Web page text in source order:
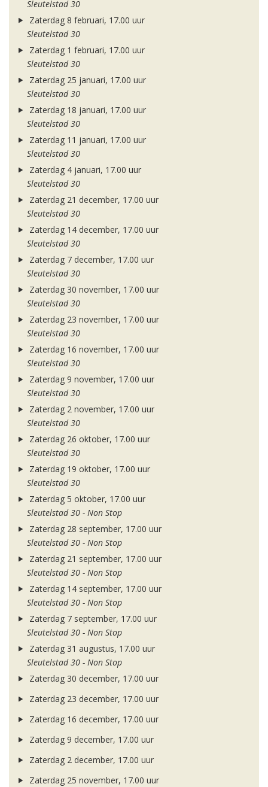
Sleutelstad 30
Zaterdag 8 februari, 17.00 uur
Sleutelstad 30
Zaterdag 1 februari, 17.00 uur
Sleutelstad 30
Zaterdag 25 januari, 17.00 uur
Sleutelstad 30
Zaterdag 18 januari, 17.00 uur
Sleutelstad 30
Zaterdag 11 januari, 17.00 uur
Sleutelstad 30
Zaterdag 4 januari, 17.00 uur
Sleutelstad 30
Zaterdag 21 december, 17.00 uur
Sleutelstad 30
Zaterdag 14 december, 17.00 uur
Sleutelstad 30
Zaterdag 7 december, 17.00 uur
Sleutelstad 30
Zaterdag 30 november, 17.00 uur
Sleutelstad 30
Zaterdag 23 november, 17.00 uur
Sleutelstad 30
Zaterdag 16 november, 17.00 uur
Sleutelstad 30
Zaterdag 9 november, 17.00 uur
Sleutelstad 30
Zaterdag 2 november, 17.00 uur
Sleutelstad 30
Zaterdag 26 oktober, 17.00 uur
Sleutelstad 30
Zaterdag 19 oktober, 17.00 uur
Sleutelstad 30
Zaterdag 5 oktober, 17.00 uur
Sleutelstad 30 - Non Stop
Zaterdag 28 september, 17.00 uur
Sleutelstad 30 - Non Stop
Zaterdag 21 september, 17.00 uur
Sleutelstad 30 - Non Stop
Zaterdag 14 september, 17.00 uur
Sleutelstad 30 - Non Stop
Zaterdag 7 september, 17.00 uur
Sleutelstad 30 - Non Stop
Zaterdag 31 augustus, 17.00 uur
Sleutelstad 30 - Non Stop
Zaterdag 30 december, 17.00 uur
Zaterdag 23 december, 17.00 uur
Zaterdag 16 december, 17.00 uur
Zaterdag 9 december, 17.00 uur
Zaterdag 2 december, 17.00 uur
Zaterdag 25 november, 17.00 uur